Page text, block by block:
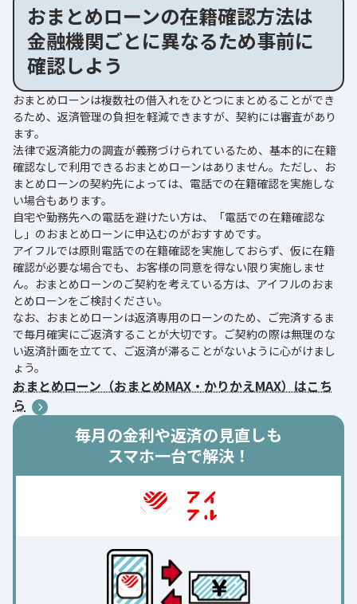
おまとめローンの在籍確認方法は
金融機関ごとに異なるため事前に
確認しよう
おまとめローンは複数社の借入れをひとつにまとめることができ
るため、返済管理の負担を軽減できますが、契約には審査があり
ます。
法律で返済能力の調査が義務づけられているため、基本的に在籍
確認なしで利用できるおまとめローンはありません。ただし、お
まとめローンの契約先によっては、電話での在籍確認を実施しな
い場合もあります。
自宅や勤務先への電話を避けたい方は、「電話での在籍確認な
し」のおまとめローンに申込むのがおすすめです。
アイフルでは原則電話での在籍確認を実施しておらず、仮に在籍
確認が必要な場合でも、お客様の同意を得ない限り実施しませ
ん。おまとめローンのご契約を考えている方は、アイフルのおま
とめローンをご検討ください。
なお、おまとめローンは返済専用のローンのため、ご完済するま
で毎月確実にご返済することが大切です。ご契約の際は無理のな
い返済計画を立てて、ご返済が滞ることがないように心がけまし
ょう。
おまとめローン（おまとめMAX・かりかえMAX）はこち
ら
毎月の金利や返済の見直しも
スマホ一台で解決！